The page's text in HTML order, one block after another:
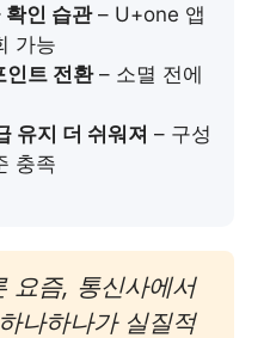
확인 습관– U+one 앱
가능
인트 전환– 소멸 전에
유지 더 쉬워져 – 구성
충족
요즘, 통신사에서
나하나가 실질적